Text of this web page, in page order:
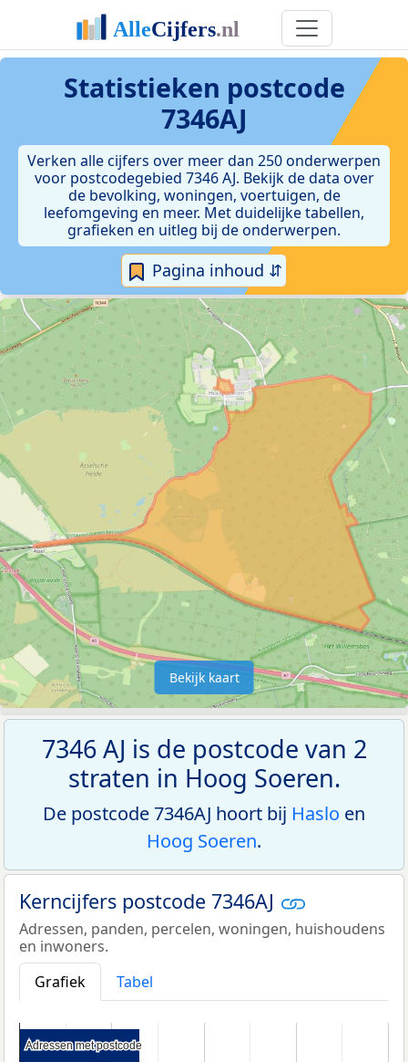
Statistieken postcode
7346AJ
Verken alle cijfers over meer dan 250 onderwerpen
voor postcodegebied 7346 AJ. Bekijk de data over
de bevolking, woningen, voertuigen, de
leefomgeving en meer. Met duidelijke tabellen,
grafieken en uitleg bij de onderwerpen.
Pagina inhoud ⇵
Bekijk kaart
7346 AJ is de postcode van 2
straten in Hoog Soeren.
De postcode 7346AJ hoort bij Haslo en
Hoog Soeren.
Kerncijfers postcode 7346AJ
Adressen, panden, percelen, woningen, huishoudens
en inwoners.
Grafiek
Tabel
Adressen met postcode
Adressen met postcode